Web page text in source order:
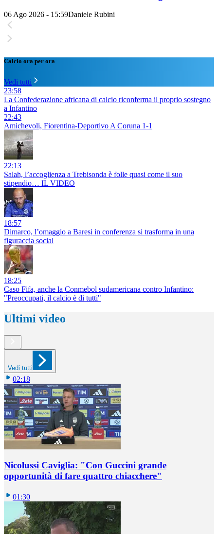
06 Ago 2026 - 15:59Daniele Rubini
Calcio ora per ora
Vedi tutti
23:58
La Confederazione africana di calcio riconferma il proprio sostegno
a Infantino
22:43
Amichevoli, Fiorentina-Deportivo A Coruna 1-1
22:13
Salah, l’accoglienza a Trebisonda è folle quasi come il suo
stipendio… IL VIDEO
18:57
Dimarco, l’omaggio a Baresi in conferenza si trasforma in una
figuraccia social
18:25
Caso Fifa, anche la Conmebol sudamericana contro Infantino:
"Preoccupati, il calcio è di tutti"
Ultimi video
Vedi tutti
02:18
Nicolussi Caviglia: "Con Guccini grande
opportunità di fare quattro chiacchere"
01:30